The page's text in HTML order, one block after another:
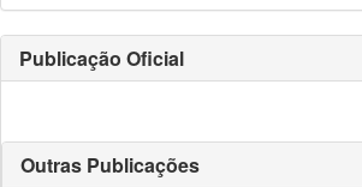
Publicação Oficial
Outras Publicações